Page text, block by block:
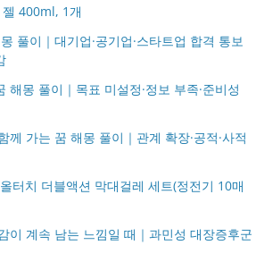
400ml, 1개
풀이｜대기업·공기업·스타트업 합격 통보
해몽 풀이｜목표 미설정·정보 부족·준비성
께 가는 꿈 해몽 풀이｜관계 확장·공적·사적
터치 더블액션 막대걸레 세트(정전기 10매
이 계속 남는 느낌일 때｜과민성 대장증후군